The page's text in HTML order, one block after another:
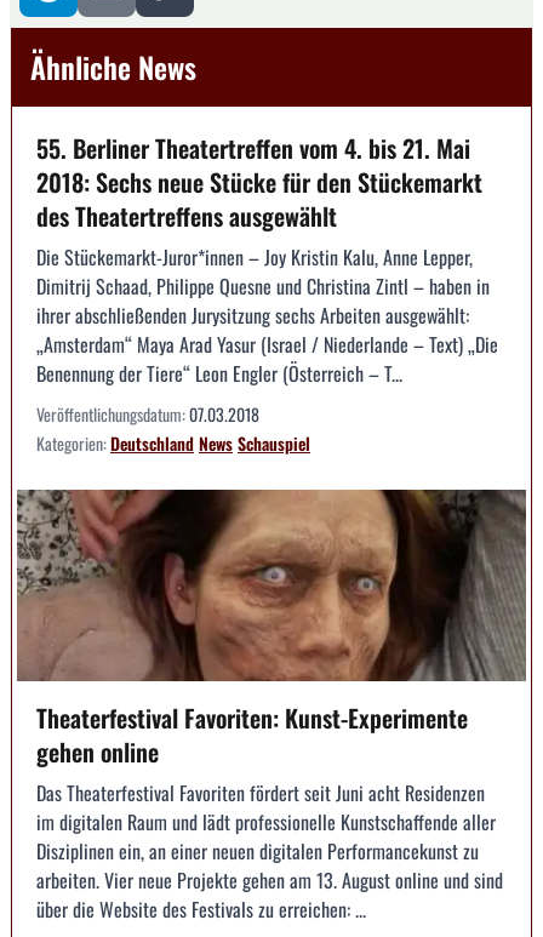
Ähnliche News
55. Berliner Theatertreffen vom 4. bis 21. Mai
2018: Sechs neue Stücke für den Stückemarkt
des Theatertreffens ausgewählt
Die Stückemarkt-Juror*innen – Joy Kristin Kalu, Anne Lepper,
Dimitrij Schaad, Philippe Quesne und Christina Zintl – haben in
ihrer abschließenden Jurysitzung sechs Arbeiten ausgewählt:
„Amsterdam“ Maya Arad Yasur (Israel / Niederlande – Text) „Die
Benennung der Tiere“ Leon Engler (Österreich – T...
Veröffentlichungsdatum:07.03.2018
Kategorien:DeutschlandNewsSchauspiel
Theaterfestival Favoriten: Kunst-Experimente
gehen online
Das Theaterfestival Favoriten fördert seit Juni acht Residenzen
im digitalen Raum und lädt professionelle Kunstschaffende aller
Disziplinen ein, an einer neuen digitalen Performancekunst zu
arbeiten. Vier neue Projekte gehen am 13. August online und sind
über die Website des Festivals zu erreichen: ...